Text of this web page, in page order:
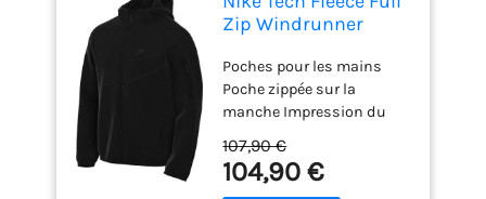
Zip Windrunner
Homme Black/Black
XL
Poches pour les mains
Poche zippée sur la
manche Impression du
107,90 €
104,90 €